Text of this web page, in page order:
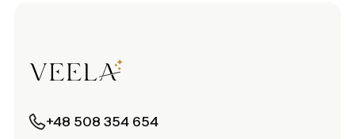
+48 508 354 654